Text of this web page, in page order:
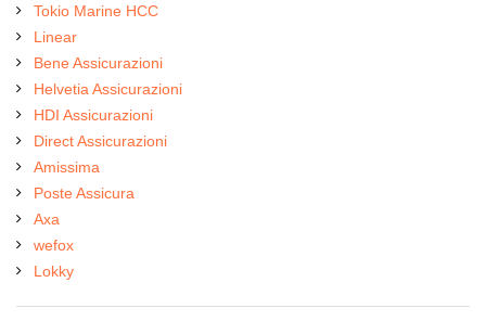
Tokio Marine HCC
Linear
Bene Assicurazioni
Helvetia Assicurazioni
HDI Assicurazioni
Direct Assicurazioni
Amissima
Poste Assicura
Axa
wefox
Lokky